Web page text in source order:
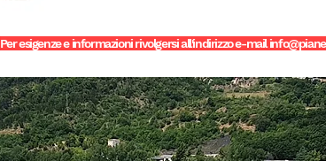
Per esigenze e informazioni rivolgersi all'indirizzo e-mail